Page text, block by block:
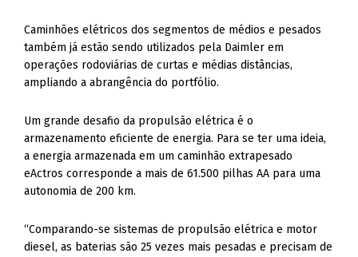
Caminhões elétricos dos segmentos de médios e pesados
também já estão sendo utilizados pela Daimler em
operações rodoviárias de curtas e médias distâncias,
ampliando a abrangência do portfólio.
Um grande desafio da propulsão elétrica é o
armazenamento eficiente de energia. Para se ter uma ideia,
a energia armazenada em um caminhão extrapesado
eActros corresponde a mais de 61.500 pilhas AA para uma
autonomia de 200 km.
“Comparando-se sistemas de propulsão elétrica e motor
diesel, as baterias são 25 vezes mais pesadas e precisam de